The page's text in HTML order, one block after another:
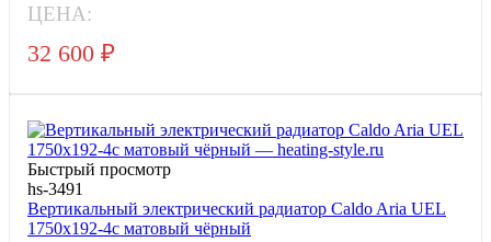
ЦЕНА:
32 600 ₽
Быстрый просмотр
hs-3491
Вертикальный электрический радиатор Caldo Aria UEL
1750x192-4с матовый чёрный